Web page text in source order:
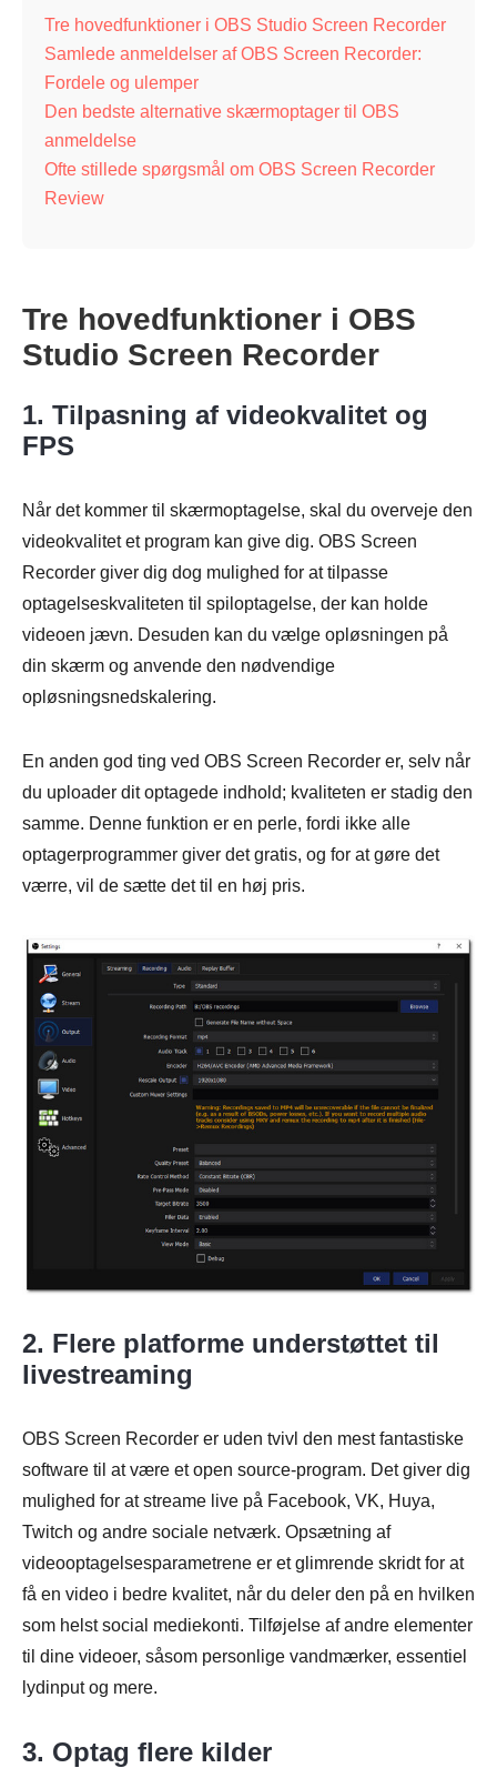
Tre hovedfunktioner i OBS Studio Screen Recorder
Samlede anmeldelser af OBS Screen Recorder:
Fordele og ulemper
Den bedste alternative skærmoptager til OBS
anmeldelse
Ofte stillede spørgsmål om OBS Screen Recorder
Review
Tre hovedfunktioner i OBS
Studio Screen Recorder
1. Tilpasning af videokvalitet og
FPS
Når det kommer til skærmoptagelse, skal du overveje den
videokvalitet et program kan give dig. OBS Screen
Recorder giver dig dog mulighed for at tilpasse
optagelseskvaliteten til spiloptagelse, der kan holde
videoen jævn. Desuden kan du vælge opløsningen på
din skærm og anvende den nødvendige
opløsningsnedskalering.
En anden god ting ved OBS Screen Recorder er, selv når
du uploader dit optagede indhold; kvaliteten er stadig den
samme. Denne funktion er en perle, fordi ikke alle
optagerprogrammer giver det gratis, og for at gøre det
værre, vil de sætte det til en høj pris.
2. Flere platforme understøttet til
livestreaming
OBS Screen Recorder er uden tvivl den mest fantastiske
software til at være et open source-program. Det giver dig
mulighed for at streame live på Facebook, VK, Huya,
Twitch og andre sociale netværk. Opsætning af
videooptagelsesparametrene er et glimrende skridt for at
få en video i bedre kvalitet, når du deler den på en hvilken
som helst social mediekonti. Tilføjelse af andre elementer
til dine videoer, såsom personlige vandmærker, essentiel
lydinput og mere.
3. Optag flere kilder